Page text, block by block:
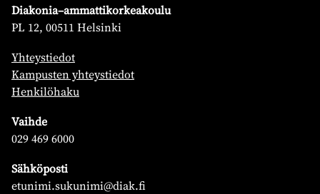
Diakonia–ammattikorkeakoulu
PL 12, 00511 Helsinki
Yhteystiedot
Kampusten yhteystiedot
Henkilöhaku
Vaihde
029 469 6000
Sähköposti
etunimi.sukunimi@diak.fi